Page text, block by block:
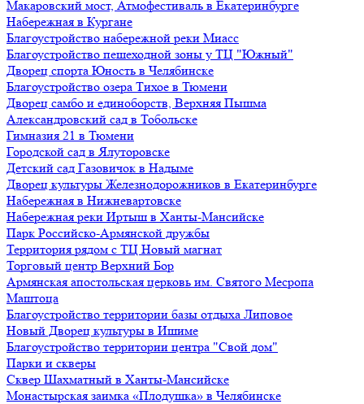
Макаровский мост, Атмофестиваль в Екатеринбурге
Набережная в Кургане
Благоустройство набережной реки Миасс
Благоустройство пешеходной зоны у ТЦ "Южный"
Дворец спорта Юность в Челябинске
Благоустройство озера Тихое в Тюмени
Дворец самбо и единоборств, Верхняя Пышма
Александровский сад в Тобольске
Гимназия 21 в Тюмени
Городской сад в Ялуторовске
Детский сад Газовичок в Надыме
Дворец культуры Железнодорожников в Екатеринбурге
Набережная в Нижневартовске
Набережная реки Иртыш в Ханты-Мансийске
Парк Российско-Армянской дружбы
Территория рядом с ТЦ Новый магнат
Торговый центр Верхний Бор
Армянская апостольская церковь им. Святого Месропа
Маштоца
Благоустройство территории базы отдыха Липовое
Нoвый Двoрeц культуры в Ишимe
Благоустройство территории центра "Свой дом"
Парки и скверы
Сквер Шахматный в Ханты-Мансийске
Монастырская заимка «Плодушка» в Челябинске